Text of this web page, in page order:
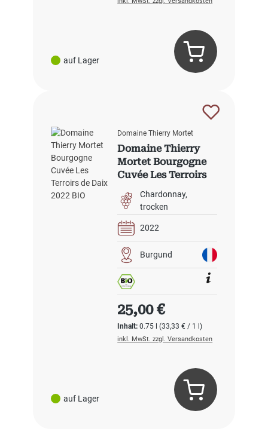
auf Lager
auf Lager
Domaine Thierry Mortet
Domaine Thierry
Mortet Bourgogne
Cuvée Les Terroirs
de Daix 2022 BIO
Chardonnay
trocken
2022
Burgund
Inhalt:0.75 l(33,33 € / 1 l)
Regulärer Preis:
25,00 €
inkl. MwSt. zzgl. Versandkosten